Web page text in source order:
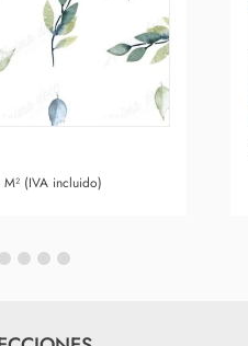
(IVA incluido)